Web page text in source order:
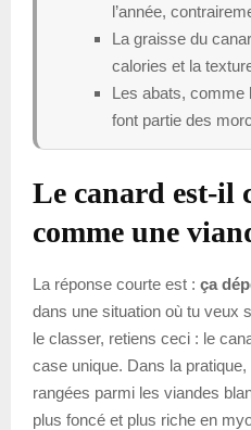
l’année,
La graisse du
calories et la
Les abats, comme
font partie des
Le canard est-il
comme une
La réponse courte est : ça
dans une situation où tu veux
le classer, retiens ceci : le
case unique. Dans la
rangées parmi les viandes
plus foncé et plus riche en